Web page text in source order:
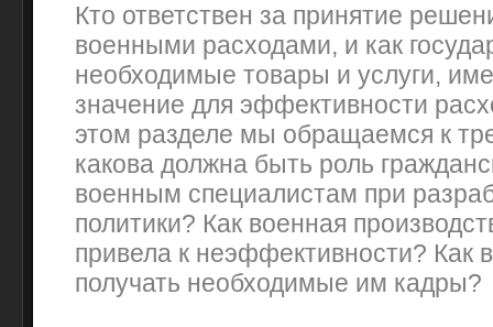
Кто ответствен за принятие
военными расходами, и как
необходимые товары и услуги,
значение для эффективности
этом разделе мы обращаемся к
какова должна быть роль
военным специалистам при
политики? Как военная
привела к неэффективности? Как
получать необходимые им кадры?